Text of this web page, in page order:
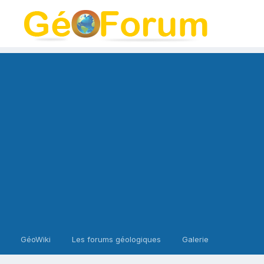
GéoWiki Les forums géologiques Galerie